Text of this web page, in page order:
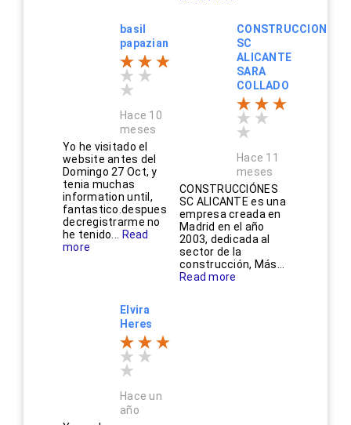
basil
papazian
Hace 10
meses
Yo he visitado el
website antes del
Domingo 27 Oct, y
tenia muchas
information until,
fantastico.despues
decregistrarme no
he tenido... Read
more
CONSTRUCCIONES
SC
ALICANTE
SARA
COLLADO
Hace 11
meses
CONSTRUCCIÓNES
SC ALICANTE es una
empresa creada en
Madrid en el año
2003, dedicada al
sector de la
construcción, Más...
Read more
Elvira
Heres
Hace un
año